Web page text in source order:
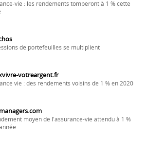
vie : les rendements tomberont à 1 % cette
de portefeuilles se multiplient
votreargent.fr
vie : des rendements voisins de 1 % en 2020
moyen de l'assurance-vie attendu à 1 %